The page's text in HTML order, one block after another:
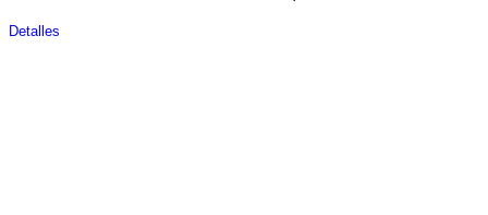
Detalles